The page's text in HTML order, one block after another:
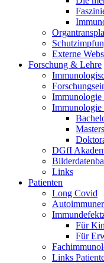
Externe
Forschung & Lehre
Immunologie
DGfI
Links
Patienten
Long Covid
Für
Für
Links